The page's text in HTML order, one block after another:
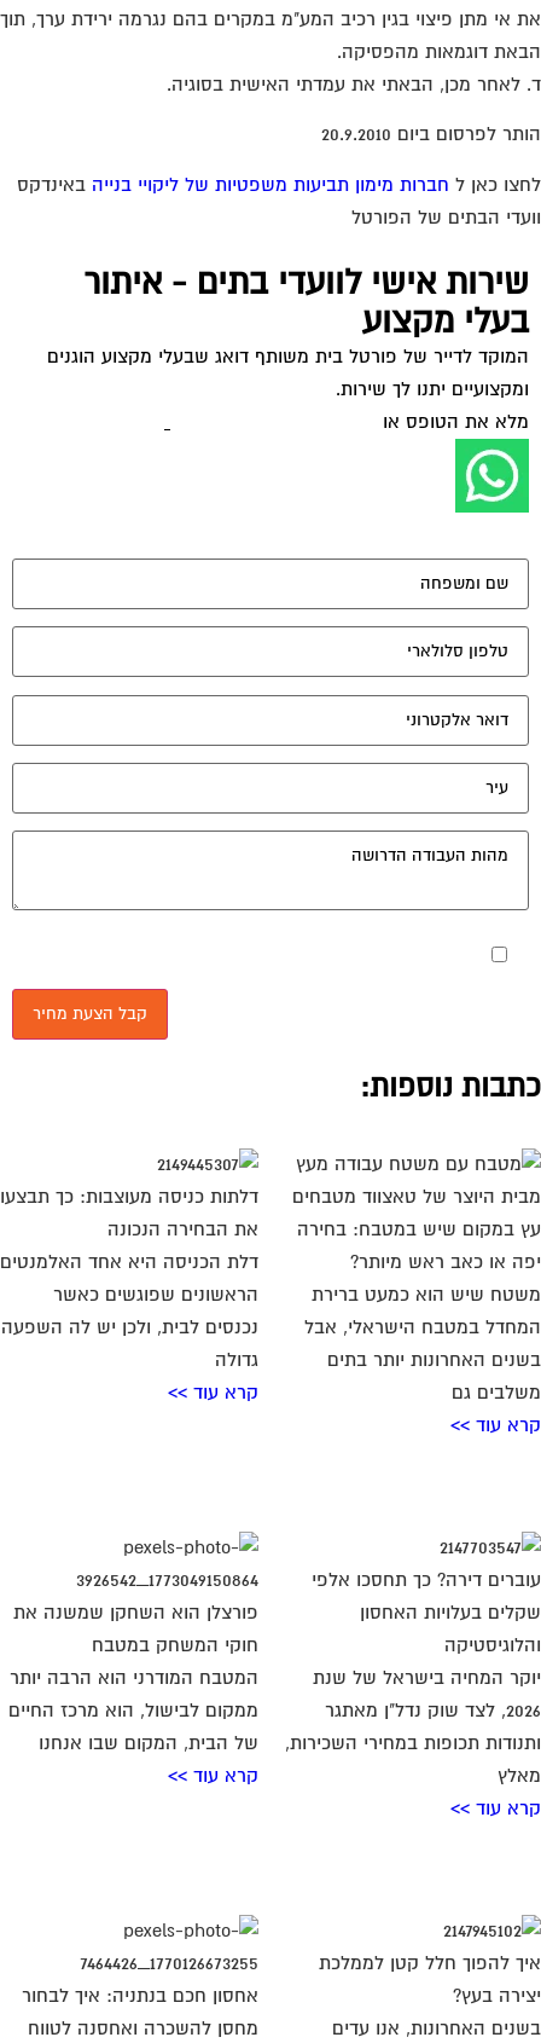
אי מתן פיצוי בגין רכיב המע"מ במקרים בהם נגרמה ירידת ערך, תוך
דוגמאות מהפסיקה.
לאחר מכן, הבאתי את עמדתי האישית בסוגיה.
לפרסום ביום 20.9.2010
כאן לחברות מימון תביעות משפטיות של ליקויי בנייהבאינדקס
הבתים של הפורטל
שירות אישי לוועדי בתים - איתור
בעלי מקצוע
המוקד לדייר של פורטל בית משותף דואג שבעלי מקצוע הוגנים
ומקצועיים יתנו לך שירות.
מלא את הטופס אולחץ לשליחת הודעת ווצאפ
מאשר את תנאי הפרטיות
נוספות:
במקום שיש במטבח: בחירה
או כאב ראש מיותר?
שיש הוא כמעט ברירת
במטבח הישראלי, אבל
האחרונות יותר בתים
גם
עוד >>
דלתות כניסה מעוצבות: כך תבצעו
את הבחירה הנכונה
דלת הכניסה היא אחד האלמנטים
הראשונים שפוגשים כאשר
נכנסים לבית, ולכן יש לה השפעה
גדולה
קרא עוד >>
דירה? כך תחסכו אלפי
בעלויות האחסון
המחיה בישראל של שנת
2026, לצד שוק נדל"ן מאתגר
תכופות במחירי השכירות,
עוד >>
פורצלן הוא השחקן שמשנה את
חוקי המשחק במטבח
המטבח המודרני הוא הרבה יותר
ממקום לבישול, הוא מרכז החיים
של הבית, המקום שבו אנחנו
קרא עוד >>
להפוך חלל קטן לממלכת
בעץ?
האחרונות, אנו עדים
אחסון חכם בנתניה: איך לבחור
מחסן להשכרה ואחסנה לטווח